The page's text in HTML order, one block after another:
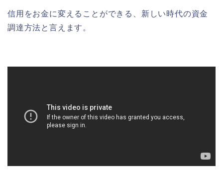
信用をお金に変えることができる、新しい時代の資金
調達方法と言えます。